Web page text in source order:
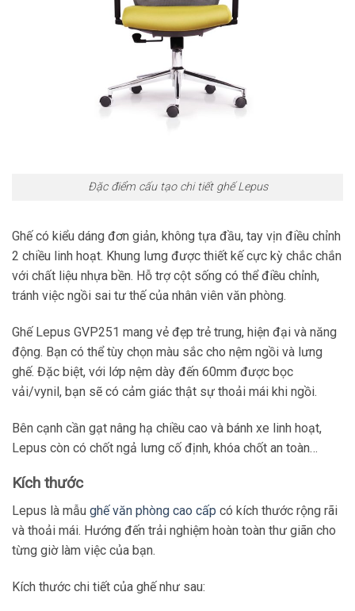
Đặc điểm cấu tạo chi tiết ghế Lepus
Ghế có kiểu dáng đơn giản, không tựa đầu, tay vịn điều chỉnh
2 chiều linh hoạt. Khung lưng được thiết kế cực kỳ chắc chắn
với chất liệu nhựa bền. Hỗ trợ cột sống có thể điều chỉnh,
tránh việc ngồi sai tư thế của nhân viên văn phòng.
Ghế Lepus GVP251 mang vẻ đẹp trẻ trung, hiện đại và năng
động. Bạn có thể tùy chọn màu sắc cho nệm ngồi và lưng
ghế. Đặc biệt, với lớp nệm dày đến 60mm được bọc
vải/vynil, bạn sẽ có cảm giác thật sự thoải mái khi ngồi.
Bên cạnh cần gạt nâng hạ chiều cao và bánh xe linh hoạt,
Lepus còn có chốt ngả lưng cố định, khóa chốt an toàn…
Kích thước
Lepus là mẫu ghế văn phòng cao cấp có kích thước rộng rãi
và thoải mái. Hướng đến trải nghiệm hoàn toàn thư giãn cho
từng giờ làm việc của bạn.
Kích thước chi tiết của ghế như sau: